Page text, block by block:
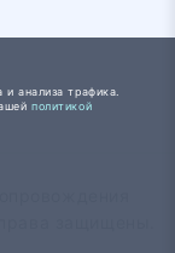
анализа трафика.
политикой